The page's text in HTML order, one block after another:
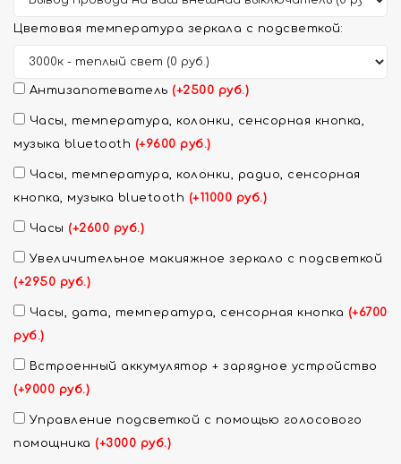
Цветовая температура зеркала с подсветкой:
Антизапотеватель (+2500 руб.)
Часы, температура, колонки, сенсорная кнопка,
музыка bluetooth (+9600 руб.)
Часы, температура, колонки, радио, сенсорная
кнопка, музыка bluetooth (+11000 руб.)
Часы (+2600 руб.)
Увеличительное макияжное зеркало с подсветкой
(+2950 руб.)
Часы, дата, температура, сенсорная кнопка (+6700
руб.)
Встроенный аккумулятор + зарядное устройство
(+9000 руб.)
Управление подсветкой с помощью голосового
помощника (+3000 руб.)